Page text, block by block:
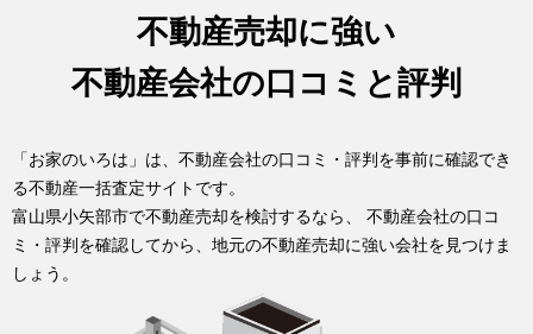
不動産売却に強い
不動産会社の口コミと評判
「お家のいろは」は、不動産会社の口コミ・評判を事前に確認でき
る不動産一括査定サイトです。
富山県小矢部市で不動産売却を検討するなら、 不動産会社の口コ
ミ・評判を確認してから、地元の不動産売却に強い会社を見つけま
しょう。